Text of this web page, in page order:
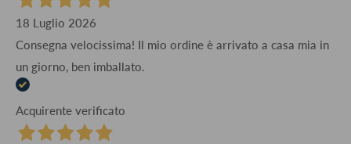
18 Luglio 2026
Consegna velocissima! Il mio ordine è arrivato a casa mia in
un giorno, ben imballato.
Acquirente verificato